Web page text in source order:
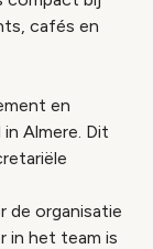
cafés en
en
Almere. Dit
de organisatie
in het team is